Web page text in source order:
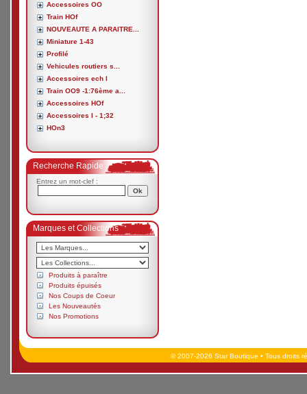
Accessoires OO
Train HOf
NOUVEAUTE A PARAITRE...
Miniature 1-43
Profilé
Vehicules routiers s...
Accessoires ech I
Train OO9 -1:76ème a...
Accessoires HOf
Accessoires I - 1;32
HOn3
Recherche Rapide
Entrez un mot-clef :
Marques et Collections
Produits à paraître
Produits épuisés
Nos Coups de Coeur
Les Nouveautés
Nos Promotions
© 2007-2026 Star Boutique • Tous droits